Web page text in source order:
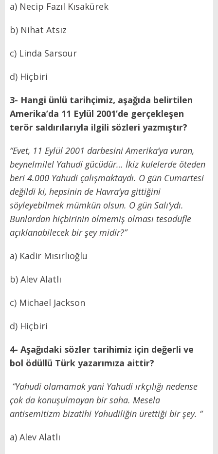
a) Necip Fazıl Kısakürek
b) Nihat Atsız
c) Linda Sarsour
d) Hiçbiri
3- Hangi ünlü tarihçimiz, aşağıda belirtilen
Amerika’da 11 Eylül 2001’de gerçekleşen
terör saldırılarıyla ilgili sözleri yazmıştır?
“Evet, 11 Eylül 2001 darbesini Amerika’ya vuran,
beynelmilel Yahudi gücüdür… İkiz kulelerde öteden
beri 4.000 Yahudi çalışmaktaydı. O gün Cumartesi
değildi ki, hepsinin de Havra’ya gittiğini
söyleyebilmek mümkün olsun. O gün Salı’ydı.
Bunlardan hiçbirinin ölmemiş olması tesadüfle
açıklanabilecek bir şey midir?”
a) Kadir Mısırlıoğlu
b) Alev Alatlı
c) Michael Jackson
d) Hiçbiri
4- Aşağıdaki sözler tarihimiz için değerli ve
bol ödüllü Türk yazarımıza aittir?
“Yahudi olamamak yani Yahudi ırkçılığı nedense
çok da konuşulmayan bir saha. Mesela
antisemitizm bizatihi Yahudiliğin ürettiği bir şey. “
a) Alev Alatlı